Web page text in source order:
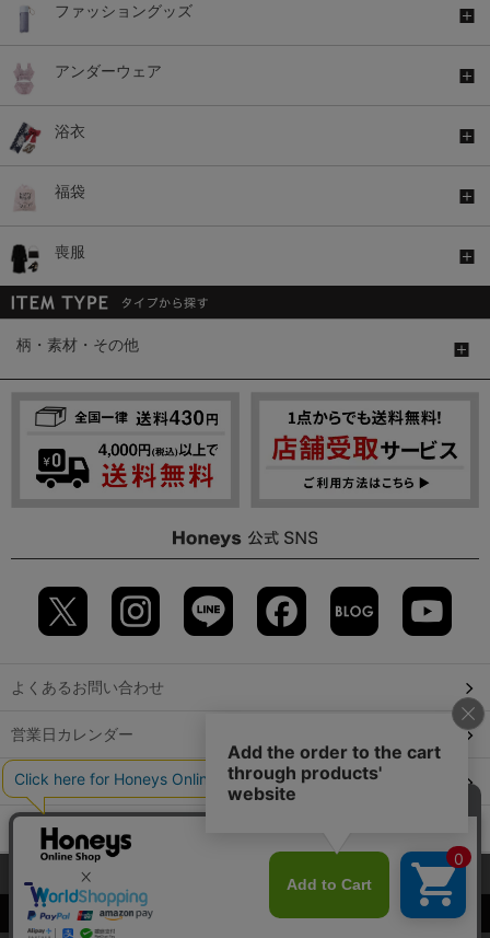
ファッショングッズ
アンダーウェア
浴衣
福袋
喪服
柄・素材・その他
よくあるお問い合わせ
営業日カレンダー
店舗検索
GLOBAL GUIDE（海外からご利用のお客様）
©2009 HONEYS CO., LTD. All Rights Reserved.
当サイトでは、サイトの利便性向上のため、クッキー(Cookie)を使
用しています。詳しくは「
」をご覧くださ